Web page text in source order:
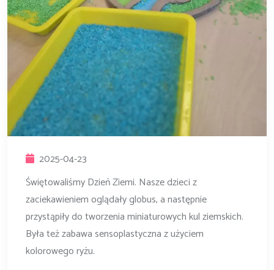
2025-04-23
Świętowaliśmy Dzień Ziemi. Nasze dzieci z
zaciekawieniem oglądały globus, a następnie
przystąpiły do tworzenia miniaturowych kul ziemskich.
Była też zabawa sensoplastyczna z użyciem
kolorowego ryżu.